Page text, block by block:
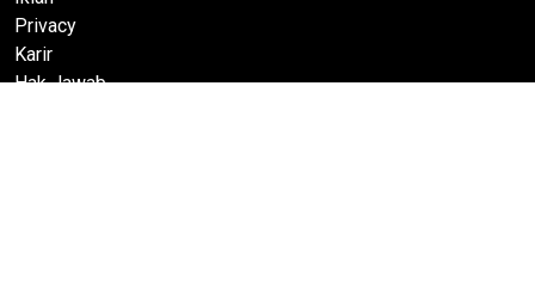
Privacy
Karir
Hak Jawab